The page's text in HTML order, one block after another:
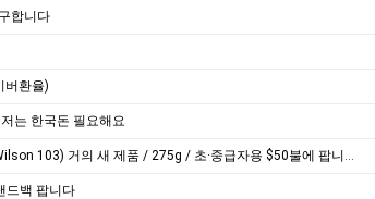
합니다
버환율)
는 한국돈 필요해요
103) 거의 새 제품 / 275g / 초·중급자용 $50불에 팝니다.
드백 팝니다